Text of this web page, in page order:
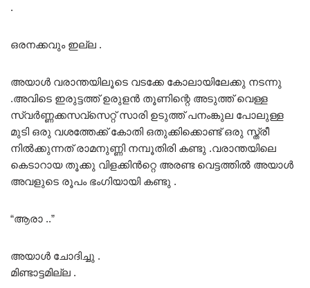
.
ഒരനക്കവും ഇല്ല .
അയാൾ വരാന്തയിലൂടെ വടക്കേ കോലായിലേക്കു നടന്നു
.അവിടെ ഇരുട്ടത്ത് ഉരുളൻ തൂണിന്റെ അടുത്ത് വെള്ള
സ്വർണ്ണക്കസവ്സെറ്റ് സാരി ഉടുത്ത് പനംങ്കുല പോലുള്ള
മുടി ഒരു വശത്തേക്ക് കോതി ഒതുക്കിക്കൊണ്ട് ഒരു സ്ത്രീ
നിൽക്കുന്നത് രാമനുണ്ണി നമ്പൂതിരി കണ്ടു .വരാന്തയിലെ
കെടാറായ തൂക്കു വിളക്കിൻറ്റെ അരണ്ട വെട്ടത്തിൽ അയാൾ
അവളുടെ രൂപം ഭംഗിയായി കണ്ടു .
“ആരാ ..”
അയാൾ ചോദിച്ചു .
മിണ്ടാട്ടമില്ല .